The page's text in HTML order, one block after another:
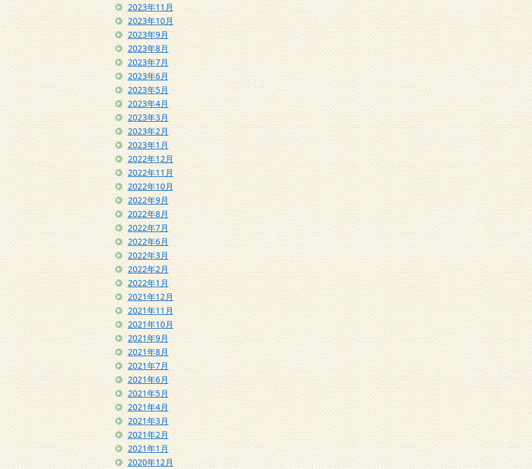
2023年11月
2023年10月
2023年9月
2023年8月
2023年7月
2023年6月
2023年5月
2023年4月
2023年3月
2023年2月
2023年1月
2022年12月
2022年11月
2022年10月
2022年9月
2022年8月
2022年7月
2022年6月
2022年3月
2022年2月
2022年1月
2021年12月
2021年11月
2021年10月
2021年9月
2021年8月
2021年7月
2021年6月
2021年5月
2021年4月
2021年3月
2021年2月
2021年1月
2020年12月